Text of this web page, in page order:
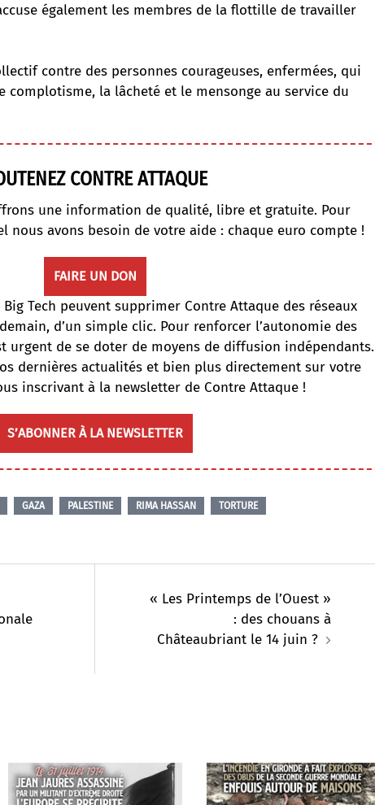
également les membres de la flottille de travailler
contre des personnes courageuses, enfermées, qui
complotisme, la lâcheté et le mensonge au service du
CONTRE ATTAQUE
une information de qualité, libre et gratuite. Pour
nous avons besoin de votre aide : chaque euro compte !
FAIRE UN DON
Tech peuvent supprimer Contre Attaque des réseaux
d’un simple clic. Pour renforcer l’autonomie des
urgent de se doter de moyens de diffusion indépendants.
dernières actualités et bien plus directement sur votre
inscrivant à la newsletter de Contre Attaque !
S’ABONNER À LA NEWSLETTER
GAZA PALESTINE RIMA HASSAN TORTURE
« Les Printemps de l’Ouest »
: des chouans à
Châteaubriant le 14 juin ?